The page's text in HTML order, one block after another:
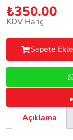
₺350.00
KDV Hariç
Sepete Ekle
Açıklama